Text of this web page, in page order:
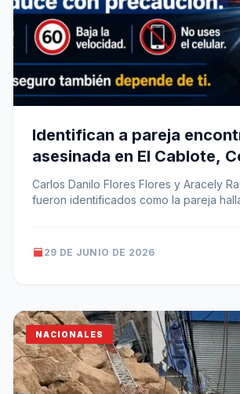
Identifican a pareja
asesinada en El Cablote,
Carlos Danilo Flores Flores y Aracely
fueron identificados como la pareja
29 DE JUNIO DE 2026
NACIONALES